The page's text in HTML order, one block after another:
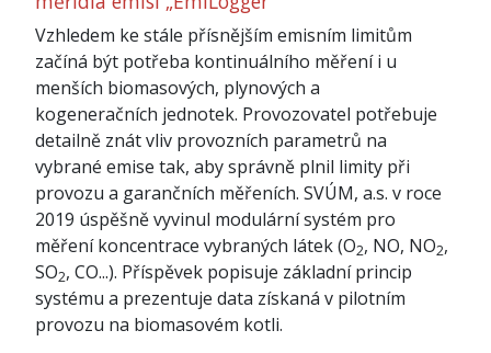
Vzhledem ke stále přísnějším emisním limitům
začíná být potřeba kontinuálního měření i u
menších biomasových, plynových a
kogeneračních jednotek. Provozovatel potřebuje
detailně znát vliv provozních parametrů na
vybrané emise tak, aby správně plnil limity při
provozu a garančních měřeních. SVÚM, a.s. v roce
2019 úspěšně vyvinul modulární systém pro
měření koncentrace vybraných látek (O2, NO, NO2,
SO2, CO...). Příspěvek popisuje základní princip
systému a prezentuje data získaná v pilotním
provozu na biomasovém kotli.